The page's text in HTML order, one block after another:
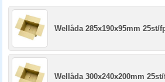
Wellåda 285x190x95mm 25st/
Wellåda 300x240x200mm